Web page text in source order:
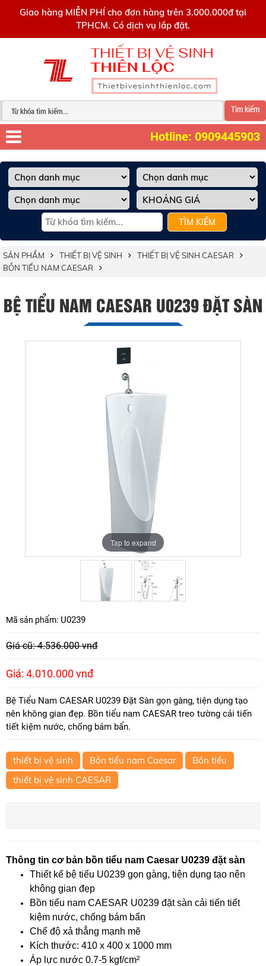
Giao hàng MIỄN PHÍ cho đơn hàng trên 3.000.000đ tại
TPHCM. Có dịch vụ lắp đặt.
Tìm kiếm
Hotline: 0909445903
TÌM KIẾM
SẢN PHẨM THIẾT BỊ VỆ SINH
THIẾT BỊ VỆ SINH CAESAR
BỒN TIỂU NAM CAESAR
BỆ TIỂU NAM CAESAR U0239 ĐẶT SÀN
Tap to expand
Tap to expand
Mã sản phẩm: U0239
Giá cũ: 4.536.000 vnđ
Giá: 4.010.000 vnđ
Bệ Tiểu Nam CAESAR U0239 Đặt Sàn gọn gàng, tiện dụng tạo
nên không gian đẹp. Bồn tiểu nam CAESAR treo tường cải tiến
tiết kiệm nước, chống bám bẩn.
thiết bị vệ sinh Bồn tiểu nam Caesar
Bồn tiểu
thiết bị vệ sinh CAESAR
Thông tin cơ bản bồn tiểu nam Caesar U0239 đặt sàn
Thiết kế bệ tiểu U0239 gọn gàng, tiện dụng tạo nên
không gian đẹp
Bồn tiểu nam CAESAR U0239 đặt sàn cải tiến tiết
kiệm nước, chống bám bẩn
Chế độ xả thẳng mạnh mẽ
Kích thước: 410 x 400 x 1000 mm
Áp lực nước 0.7-5 kgf/cm²
0909445903